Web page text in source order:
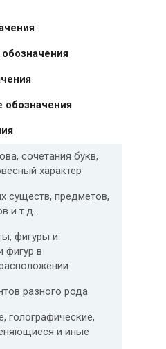
сочетания букв,
характер
существ, предметов,
и т.д.
фигуры и
фигур в
разного рода
голографические,
и иные